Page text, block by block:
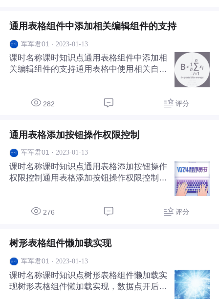
通用表格组件中添加相关编辑组件的支持
军军君01 · 2023-01-13
课时名称课时知识点通用表格组件中添加相
关编辑组件的支持通用表格中使用相关自定
282 评分
通用表格添加按钮操作权限控制
军军君01 · 2023-01-13
课时名称课时知识点通用表格添加按钮操作
权限控制通用表格添加按钮操作权限控制，
276 评分
树形表格组件懒加载实现
军军君01 · 2023-01-13
课时名称课时知识点树形表格组件懒加载实
现树形表格组件懒加载实现，数据点开后再